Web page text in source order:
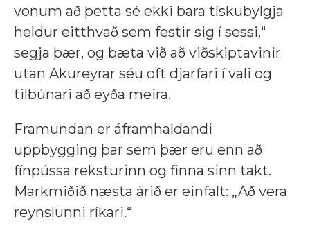
vonum að þetta sé ekki bara tískubylgja
heldur eitthvað sem festir sig í sessi,“
segja þær, og bæta við að viðskiptavinir
utan Akureyrar séu oft djarfari í vali og
tilbúnari að eyða meira.
Framundan er áframhaldandi
uppbygging þar sem þær eru enn að
fínpússa reksturinn og finna sinn takt.
Markmiðið næsta árið er einfalt: „Að vera
reynslunni ríkari.“